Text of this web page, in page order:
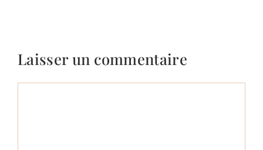
Laisser un commentaire